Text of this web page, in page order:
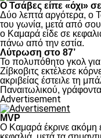
Ο Τσάβες είπε «όχι»
Δύο λεπτά αργότερα, ο
του γωνία, μετά από
ο Καμαρά είδε σε
πάνω από την εστία.
Λύτρωση στο 87’
Το πολυπόθητο γκολ
Ζίβκοβιτς εκτέλεσε
ακριβείας έστειλε τη
Παναιτωλικού,
Advertisement
MVP
Ο Καμαρά έκρινε ακόμη